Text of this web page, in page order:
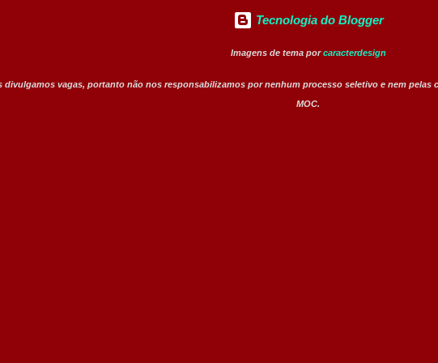
Tecnologia do Blogger
Imagens de tema porcaracterdesign
divulgamos vagas, portanto não nos responsabilizamos por nenhum processo seletivo e nem pelas
MOC.